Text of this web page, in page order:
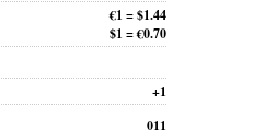
€1 = $1.44
$1 = €0.70
+1
011